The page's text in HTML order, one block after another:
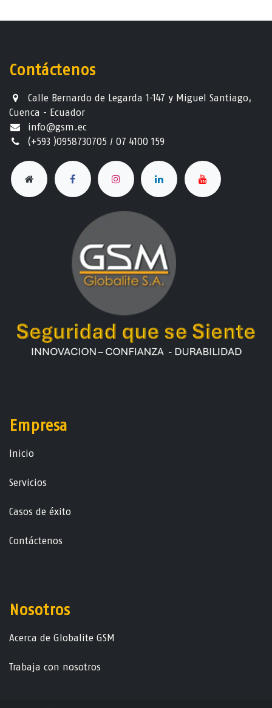
Contáctenos
Calle Bernardo de Legarda 1-147 y Miguel Santiago,
Cuenca - Ecuador
info@gsm.ec​
(+593 )0958730705 / 07 4100 159
Empresa
Ini​ci​o
Servicios
Casos de éxito
Contáctenos
Nosotros
Acerca de Globalite GSM
Trabaja con nosotros